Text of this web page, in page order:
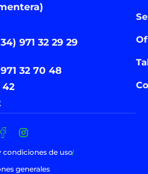
971 32 29 29
32 70 48
42
condiciones de uso
generales